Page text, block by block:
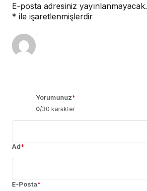
E-posta adresiniz yayınlanmayacak.
* ile işaretlenmişlerdir
Yorumunuz*
0/30 karakter
Ad*
E-Posta*